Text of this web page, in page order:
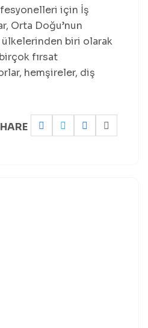
için İş
Orta Doğu’nun
biri olarak
fırsat
hemşireler, diş